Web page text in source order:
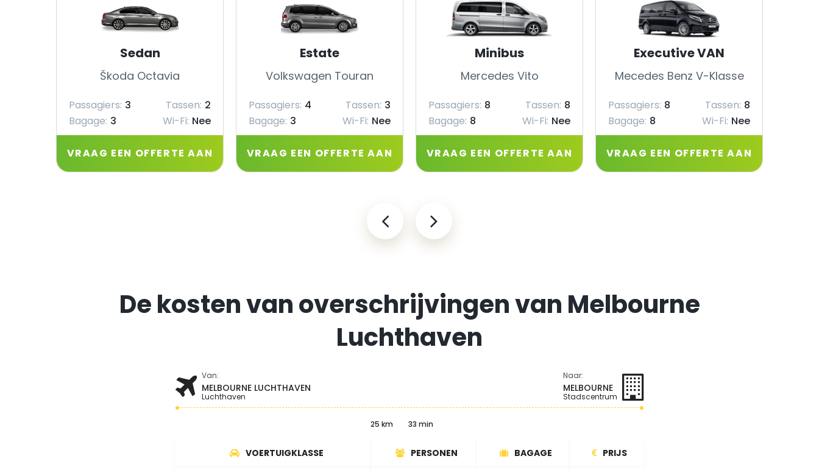
Sedan
Škoda Octavia
Passagiers: 3 Tassen: 2
Bagage: 3 Wi-Fi: Nee
VRAAG EEN OFFERTE AAN
Estate
Volkswagen Touran
Passagiers: 4 Tassen: 3
Bagage: 3 Wi-Fi: Nee
VRAAG EEN OFFERTE AAN
Minibus
Mercedes Vito
Passagiers: 8 Tassen: 8
Bagage: 8 Wi-Fi: Nee
VRAAG EEN OFFERTE AAN
Executive VAN
Mecedes Benz V-Klasse
Passagiers: 8 Tassen: 8
Bagage: 8 Wi-Fi: Nee
VRAAG EEN OFFERTE AAN
De kosten van overschrijvingen van Melbourne
Luchthaven
Van:
MELBOURNE LUCHTHAVEN
Luchthaven
Naar:
MELBOURNE
Stadscentrum
25 km 33 min
VOERTUIGKLASSE PERSONEN BAGAGE PRIJS